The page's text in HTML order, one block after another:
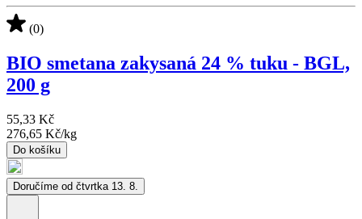
(0)
BIO smetana zakysaná 24 % tuku - BGL,
200 g
55,33 Kč
276,65 Kč/kg
Do košíku
Doručíme od čtvrtka 13. 8.